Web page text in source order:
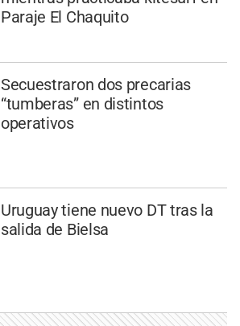
Paraje El Chaquito
Secuestraron dos precarias
“tumberas” en distintos
operativos
Uruguay tiene nuevo DT tras la
salida de Bielsa